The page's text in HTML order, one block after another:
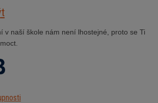
v naší škole nám není lhostejné, proto se Ti